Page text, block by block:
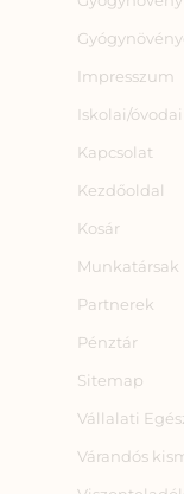
Impresszum
Iskolai/
Kapcsolat
Kezdőoldal
Kosár
Munkatársak
Partnerek
Pénztár
Sitemap
Vállalati
Várandós